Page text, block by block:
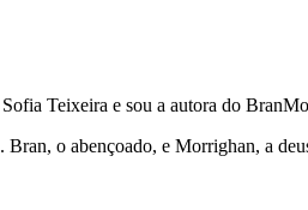
Teixeira e sou a autora do
o abençoado, e Morrighan, a